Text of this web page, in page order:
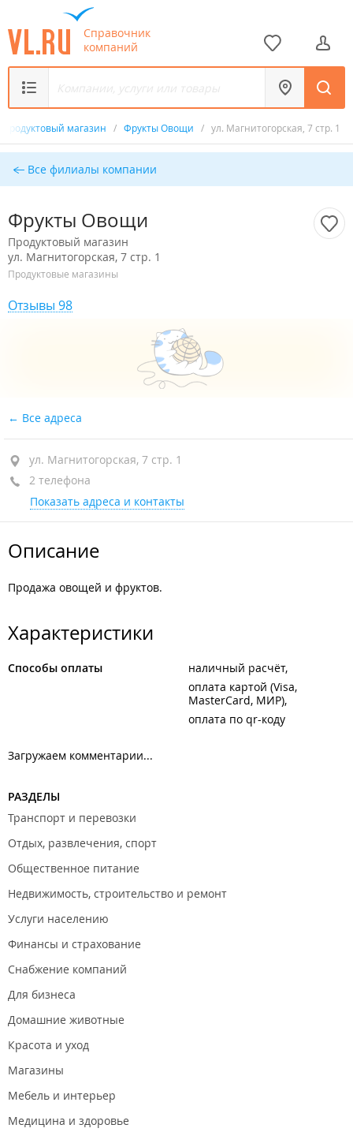
Справочник
компаний
Продуктовый магазин / Фрукты Овощи / ул. Магнитогорская, 7 стр. 1
Все филиалы компании
Фрукты Овощи
Продуктовый магазин
ул. Магнитогорская, 7 стр. 1
Продуктовые магазины
Отзывы 98
Все адреса
ул. Магнитогорская, 7 стр. 1
2 телефона
Показать адреса и контакты
Описание
Продажа овощей и фруктов.
Характеристики
Способы оплаты
наличный расчёт
оплата картой (Visa,
MasterCard, МИР)
оплата по qr-коду
Загружаем комментарии...
РАЗДЕЛЫ
Транспорт и перевозки
Отдых, развлечения, спорт
Общественное питание
Недвижимость, строительство и ремонт
Услуги населению
Финансы и страхование
Снабжение компаний
Для бизнеса
Домашние животные
Красота и уход
Магазины
Мебель и интерьер
Медицина и здоровье